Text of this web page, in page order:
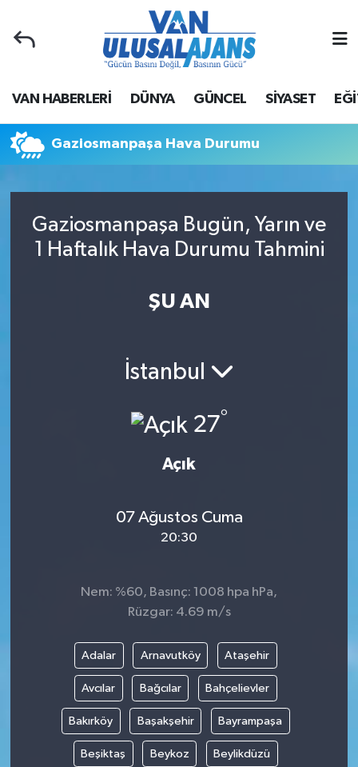
VAN HABERLERİ DÜNYA GÜNCEL SİYASET
Gaziosmanpaşa Hava Durumu
Gaziosmanpaşa Bugün, Yarın ve
1 Haftalık Hava Durumu Tahmini
ŞU AN
İstanbul
27°
Açık
07 Ağustos Cuma
20:30
Nem: %60, Basınç: 1008 hpa hPa,
Rüzgar: 4.69 m/s
Adalar Arnavutköy Ataşehir
Avcılar Bağcılar Bahçelievler
Bakırköy Başakşehir Bayrampaşa
Beşiktaş Beykoz Beylikdüzü
Van Nöbetçi Eczaneler
Van Hava Durumu
Van Namaz Vakitleri
Süper Lig Puan Durumu ve Fikstür
Son Dakika Haberleri